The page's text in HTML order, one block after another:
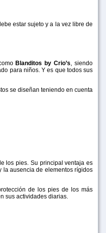
estar sujeto y a la vez libre de
Blanditos by Crio’s, siendo
para niños. Y es que todos sus
se diseñan teniendo en cuenta
los pies. Su principal ventaja es
la ausencia de elementos rígidos
de los pies de los más
sus actividades diarias.